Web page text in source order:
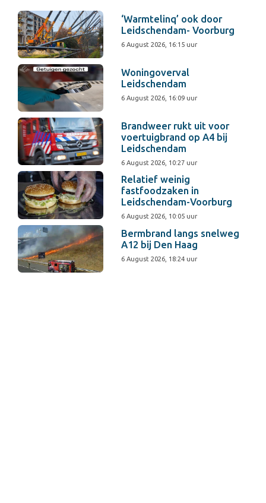
‘Warmtelinq’ ook door
Leidschendam- Voorburg
6 August 2026, 16:15 uur
Woningoverval
Leidschendam
6 August 2026, 16:09 uur
Brandweer rukt uit voor
voertuigbrand op A4 bij
Leidschendam
6 August 2026, 10:27 uur
Relatief weinig
fastfoodzaken in
Leidschendam-Voorburg
6 August 2026, 10:05 uur
Bermbrand langs snelweg
A12 bij Den Haag
6 August 2026, 18:24 uur